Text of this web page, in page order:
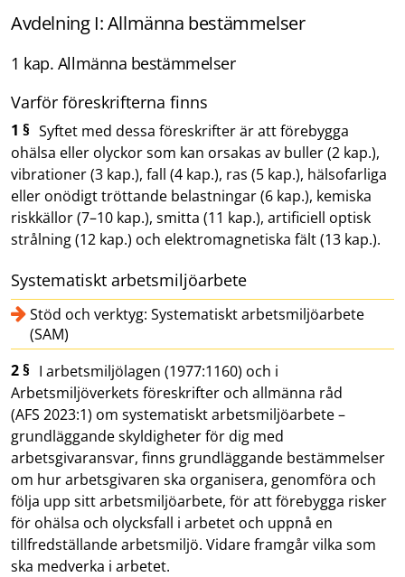
Avdelning I: Allmänna bestämmelser
1 kap. Allmänna bestämmelser
Varför föreskrifterna finns
1 § Syftet med dessa föreskrifter är att förebygga
ohälsa eller olyckor som kan orsakas av buller (2 kap.),
vibrationer (3 kap.), fall (4 kap.), ras (5 kap.), hälsofarliga
eller onödigt tröttande belastningar (6 kap.), kemiska
riskkällor (7–10 kap.), smitta (11 kap.), artificiell optisk
strålning (12 kap.) och elektromagnetiska fält (13 kap.).
Systematiskt arbetsmiljöarbete
Stöd och verktyg: Systematiskt arbetsmiljöarbete
(SAM)
2 § I arbetsmiljölagen (1977:1160) och i
Arbetsmiljöverkets föreskrifter och allmänna råd
(AFS 2023:1) om systematiskt arbetsmiljöarbete –
grundläggande skyldigheter för dig med
arbetsgivaransvar, finns grundläggande bestämmelser
om hur arbetsgivaren ska organisera, genomföra och
följa upp sitt arbetsmiljöarbete, för att förebygga risker
för ohälsa och olycksfall i arbetet och uppnå en
tillfredställande arbetsmiljö. Vidare framgår vilka som
ska medverka i arbetet.